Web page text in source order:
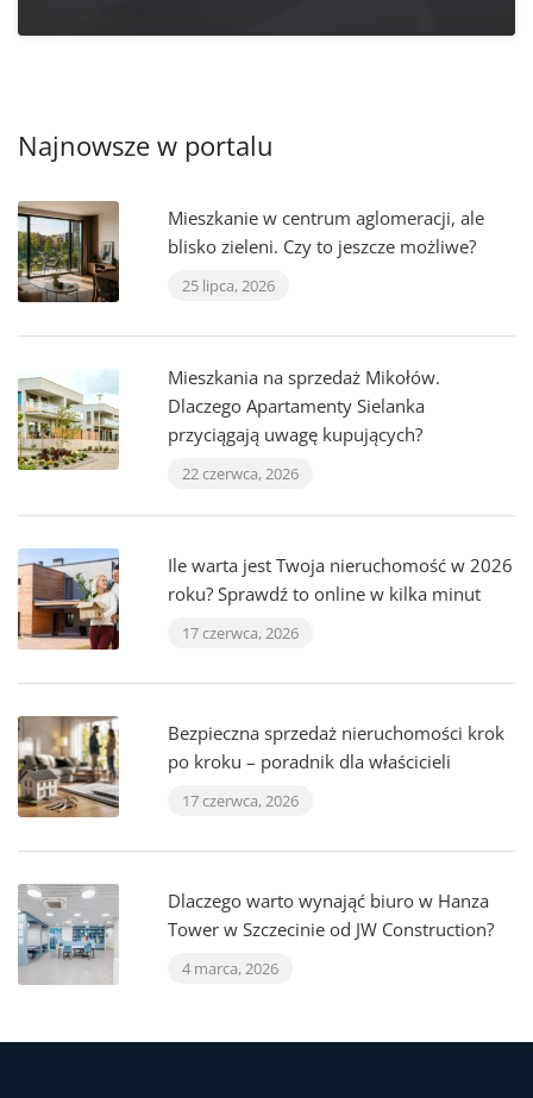
Najnowsze w portalu
Mieszkanie w centrum aglomeracji, ale
blisko zieleni. Czy to jeszcze możliwe?
25 lipca, 2026
Mieszkania na sprzedaż Mikołów.
Dlaczego Apartamenty Sielanka
przyciągają uwagę kupujących?
22 czerwca, 2026
Ile warta jest Twoja nieruchomość w 2026
roku? Sprawdź to online w kilka minut
17 czerwca, 2026
Bezpieczna sprzedaż nieruchomości krok
po kroku – poradnik dla właścicieli
17 czerwca, 2026
Dlaczego warto wynająć biuro w Hanza
Tower w Szczecinie od JW Construction?
4 marca, 2026